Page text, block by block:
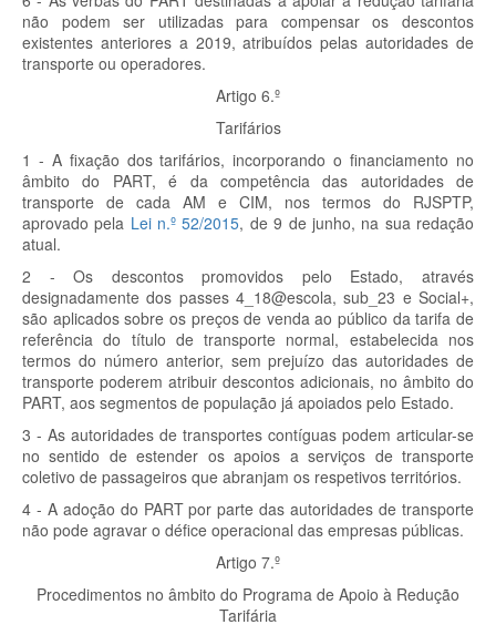
não podem ser utilizadas para compensar os descontos
existentes anteriores a 2019, atribuídos pelas autoridades de
transporte ou operadores.
Artigo 6.º
Tarifários
1 - A fixação dos tarifários, incorporando o financiamento no
âmbito do PART, é da competência das autoridades de
transporte de cada AM e CIM, nos termos do RJSPTP,
aprovado pela Lei n.º 52/2015, de 9 de junho, na sua redação
atual.
2 - Os descontos promovidos pelo Estado, através
designadamente dos passes 4_18@escola, sub_23 e Social+,
são aplicados sobre os preços de venda ao público da tarifa de
referência do título de transporte normal, estabelecida nos
termos do número anterior, sem prejuízo das autoridades de
transporte poderem atribuir descontos adicionais, no âmbito do
PART, aos segmentos de população já apoiados pelo Estado.
3 - As autoridades de transportes contíguas podem articular-se
no sentido de estender os apoios a serviços de transporte
coletivo de passageiros que abranjam os respetivos territórios.
4 - A adoção do PART por parte das autoridades de transporte
não pode agravar o défice operacional das empresas públicas.
Artigo 7.º
Procedimentos no âmbito do Programa de Apoio à Redução
Tarifária